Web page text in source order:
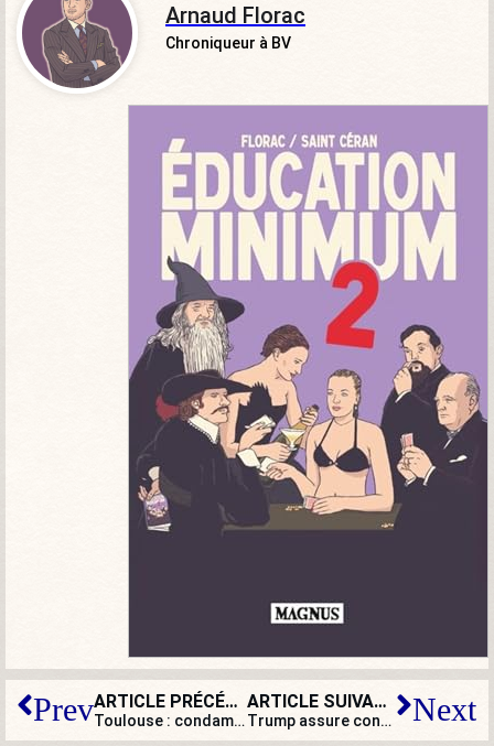
Arnaud Florac
Chroniqueur à BV
Prev ARTICLE PRÉCÉDENT
Toulouse : condamnation d’un imam pour un prêche antisémite
ARTICLE SUIVANT
Trump assure connaître des détails sur la vie intime d’Emmanuel Macron Next